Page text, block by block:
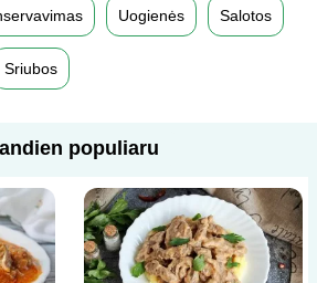
Uogienės Salotos
Sriubos
populiaru